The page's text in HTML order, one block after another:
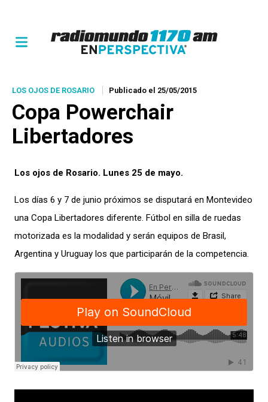
LOS OJOS DE ROSARIO Publicado el 25/05/2015
Copa Powerchair
Libertadores
Los ojos de Rosario. Lunes 25 de mayo.
Los días 6 y 7 de junio próximos se disputará en Montevideo
una Copa Libertadores diferente. Fútbol en silla de ruedas
motorizada es la modalidad y serán equipos de Brasil,
Argentina y Uruguay los que participarán de la competencia.